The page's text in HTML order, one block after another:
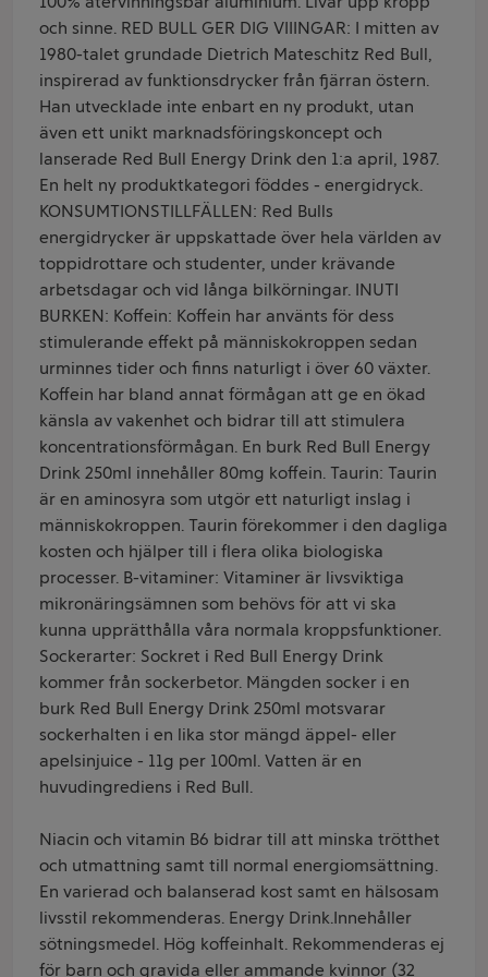
och sinne. RED BULL GER DIG VIIINGAR: I mitten av
1980-talet grundade Dietrich Mateschitz Red Bull,
inspirerad av funktionsdrycker från fjärran östern.
Han utvecklade inte enbart en ny produkt, utan
även ett unikt marknadsföringskoncept och
lanserade Red Bull Energy Drink den 1:a april, 1987.
En helt ny produktkategori föddes - energidryck.
KONSUMTIONSTILLFÄLLEN: Red Bulls
energidrycker är uppskattade över hela världen av
toppidrottare och studenter, under krävande
arbetsdagar och vid långa bilkörningar. INUTI
BURKEN: Koffein: Koffein har använts för dess
stimulerande effekt på människokroppen sedan
urminnes tider och finns naturligt i över 60 växter.
Koffein har bland annat förmågan att ge en ökad
känsla av vakenhet och bidrar till att stimulera
koncentrationsförmågan. En burk Red Bull Energy
Drink 250ml innehåller 80mg koffein. Taurin: Taurin
är en aminosyra som utgör ett naturligt inslag i
människokroppen. Taurin förekommer i den dagliga
kosten och hjälper till i flera olika biologiska
processer. B-vitaminer: Vitaminer är livsviktiga
mikronäringsämnen som behövs för att vi ska
kunna upprätthålla våra normala kroppsfunktioner.
Sockerarter: Sockret i Red Bull Energy Drink
kommer från sockerbetor. Mängden socker i en
burk Red Bull Energy Drink 250ml motsvarar
sockerhalten i en lika stor mängd äppel- eller
apelsinjuice - 11g per 100ml. Vatten är en
huvudingrediens i Red Bull.
Niacin och vitamin B6 bidrar till att minska trötthet
och utmattning samt till normal energiomsättning.
En varierad och balanserad kost samt en hälsosam
livsstil rekommenderas. Energy Drink.Innehåller
sötningsmedel. Hög koffeinhalt. Rekommenderas ej
för barn och gravida eller ammande kvinnor (32